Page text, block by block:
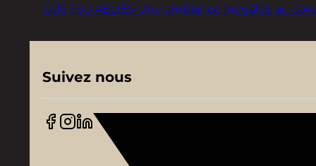
Café Fou AELIÉS Une ambiance inégalée au
Suivez nous